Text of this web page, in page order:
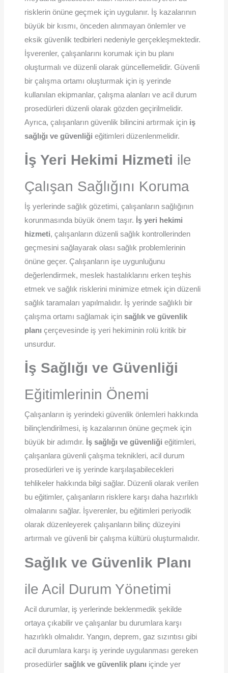
risklerin önüne geçmek için uygulanır. İş kazalarının
büyük bir kısmı, önceden alınmayan önlemler ve
eksik güvenlik tedbirleri nedeniyle gerçekleşmektedir.
İşverenler, çalışanlarını korumak için bu planı
oluşturmalı ve düzenli olarak güncellemelidir. Güvenli
bir çalışma ortamı oluşturmak için iş yerinde
kullanılan ekipmanlar, çalışma alanları ve acil durum
prosedürleri düzenli olarak gözden geçirilmelidir.
Ayrıca, çalışanların güvenlik bilincini artırmak için iş
sağlığı ve güvenliği eğitimleri düzenlenmelidir.
İş Yeri Hekimi Hizmeti ile
Çalışan Sağlığını Koruma
İş yerlerinde sağlık gözetimi, çalışanların sağlığının
korunmasında büyük önem taşır. İş yeri hekimi
hizmeti, çalışanların düzenli sağlık kontrollerinden
geçmesini sağlayarak olası sağlık problemlerinin
önüne geçer. Çalışanların işe uygunluğunu
değerlendirmek, meslek hastalıklarını erken teşhis
etmek ve sağlık risklerini minimize etmek için düzenli
sağlık taramaları yapılmalıdır. İş yerinde sağlıklı bir
çalışma ortamı sağlamak için sağlık ve güvenlik
planı çerçevesinde iş yeri hekiminin rolü kritik bir
unsurdur.
İş Sağlığı ve Güvenliği
Eğitimlerinin Önemi
Çalışanların iş yerindeki güvenlik önlemleri hakkında
bilinçlendirilmesi, iş kazalarının önüne geçmek için
büyük bir adımdır. İş sağlığı ve güvenliği eğitimleri,
çalışanlara güvenli çalışma teknikleri, acil durum
prosedürleri ve iş yerinde karşılaşabilecekleri
tehlikeler hakkında bilgi sağlar. Düzenli olarak verilen
bu eğitimler, çalışanların risklere karşı daha hazırlıklı
olmalarını sağlar. İşverenler, bu eğitimleri periyodik
olarak düzenleyerek çalışanların bilinç düzeyini
artırmalı ve güvenli bir çalışma kültürü oluşturmalıdır.
Sağlık ve Güvenlik Planı
ile Acil Durum Yönetimi
Acil durumlar, iş yerlerinde beklenmedik şekilde
ortaya çıkabilir ve çalışanlar bu durumlara karşı
hazırlıklı olmalıdır. Yangın, deprem, gaz sızıntısı gibi
acil durumlara karşı iş yerinde uygulanması gereken
prosedürler sağlık ve güvenlik planı içinde yer